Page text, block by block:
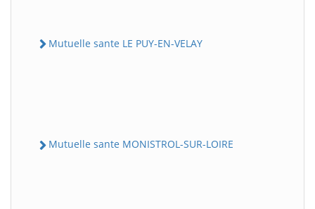
Mutuelle sante LE PUY-EN-VELAY
Mutuelle sante MONISTROL-SUR-LOIRE